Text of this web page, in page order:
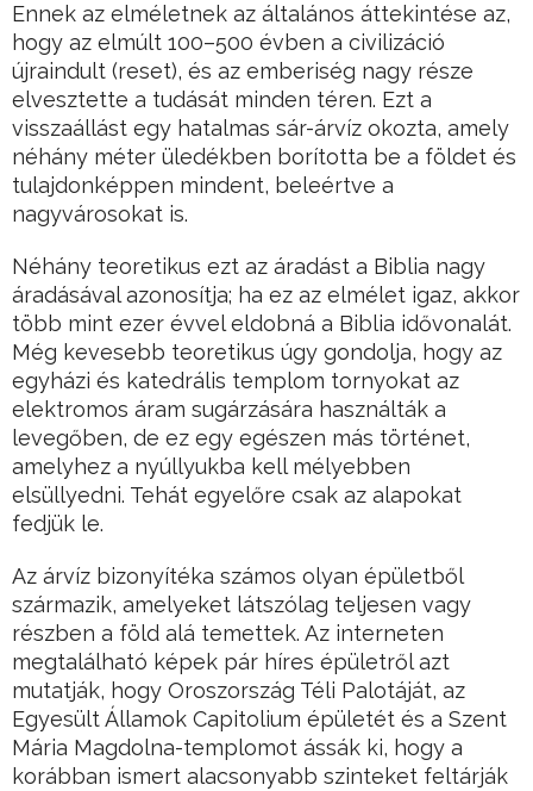
Ennek az elméletnek az általános áttekintése az,
hogy az elmúlt 100–500 évben a civilizáció
újraindult (reset), és az emberiség nagy része
elvesztette a tudását minden téren. Ezt a
visszaállást egy hatalmas sár-árvíz okozta, amely
néhány méter üledékben borította be a földet és
tulajdonképpen mindent, beleértve a
nagyvárosokat is.
Néhány teoretikus ezt az áradást a Biblia nagy
áradásával azonosítja; ha ez az elmélet igaz, akkor
több mint ezer évvel eldobná a Biblia idővonalát.
Még kevesebb teoretikus úgy gondolja, hogy az
egyházi és katedrális templom tornyokat az
elektromos áram sugárzására használták a
levegőben, de ez egy egészen más történet,
amelyhez a nyúllyukba kell mélyebben
elsüllyedni. Tehát egyelőre csak az alapokat
fedjük le.
Az árvíz bizonyítéka számos olyan épületből
származik, amelyeket látszólag teljesen vagy
részben a föld alá temettek. Az interneten
megtalálható képek pár híres épületről azt
mutatják, hogy Oroszország Téli Palotáját, az
Egyesült Államok Capitolium épületét és a Szent
Mária Magdolna-templomot ássák ki, hogy a
korábban ismert alacsonyabb szinteket feltárják